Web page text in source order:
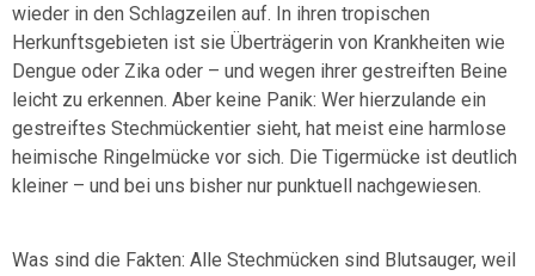
wieder in den Schlagzeilen auf. In ihren tropischen
Herkunftsgebieten ist sie Überträgerin von Krankheiten wie
Dengue oder Zika oder – und wegen ihrer gestreiften Beine
leicht zu erkennen. Aber keine Panik: Wer hierzulande ein
gestreiftes Stechmückentier sieht, hat meist eine harmlose
heimische Ringelmücke vor sich. Die Tigermücke ist deutlich
kleiner – und bei uns bisher nur punktuell nachgewiesen.
Was sind die Fakten: Alle Stechmücken sind Blutsauger, weil